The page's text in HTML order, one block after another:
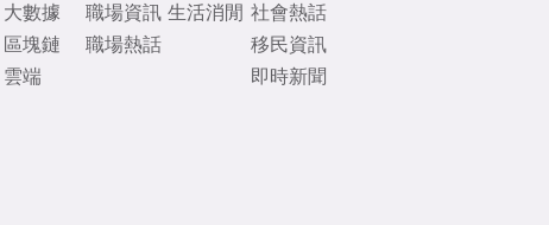
大數據
區塊鏈
雲端
職場資訊
職場熱話
生活消閒 社會熱話
移民資訊
即時新聞